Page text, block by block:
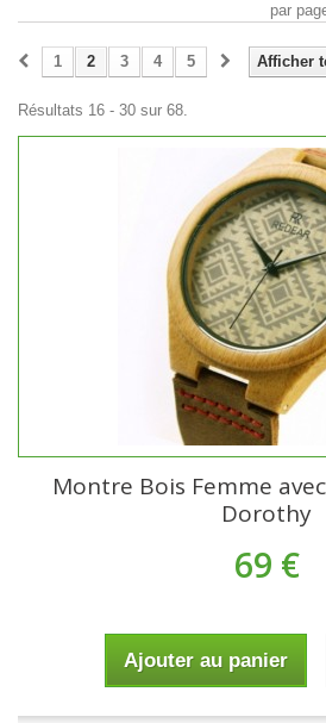
par
Afficher
1 2 3 4 5
Résultats 16 - 30 sur 68.
Montre Bois Femme
Dorothy
69 €
Ajouter au panier